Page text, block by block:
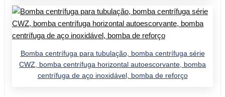
Bomba centrífuga para tubulação, bomba centrífuga série
CWZ, bomba centrífuga horizontal autoescorvante, bomba
centrífuga de aço inoxidável, bomba de reforço